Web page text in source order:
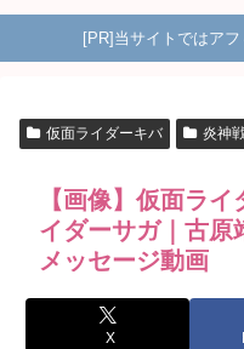
[PR]当サイトではア
仮面ライダーキバ 炎神
【画像】仮面ラ
イダーサガ｜古原
メッセージ動画
X